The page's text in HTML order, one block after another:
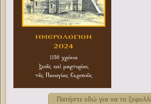
Πατήστε εδώ για να το